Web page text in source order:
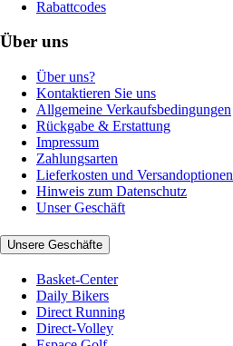
Rabattcodes
Über uns
Über uns?
Kontaktieren Sie uns
Allgemeine Verkaufsbedingungen
Rückgabe & Erstattung
Impressum
Zahlungsarten
Lieferkosten und Versandoptionen
Hinweis zum Datenschutz
Unser Geschäft
Unsere Geschäfte
Basket-Center
Daily Bikers
Direct Running
Direct-Volley